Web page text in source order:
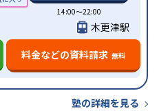
14:00～22:00
木更津駅
料金などの資料請求 無料
塾の詳細を見る